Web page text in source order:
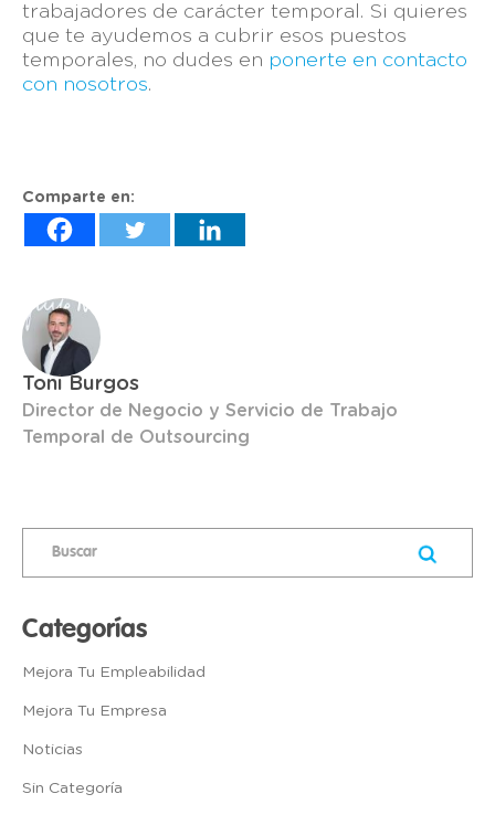
trabajadores de carácter temporal. Si quieres
que te ayudemos a cubrir esos puestos
temporales, no dudes en ponerte en contacto
con nosotros.
Comparte en:
Toni Burgos
Director de Negocio y Servicio de Trabajo
Temporal de Outsourcing
Categorías
Mejora Tu Empleabilidad
Mejora Tu Empresa
Noticias
Sin Categoría